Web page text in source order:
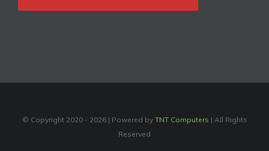
© Copyright 2020 - 2026 | Powered by TNT Computers | All Rights
Reserved